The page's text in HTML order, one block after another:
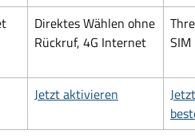
Direktes Wählen ohne
Rückruf, 4G Internet
SIM
Jetzt aktivieren
Jetzt